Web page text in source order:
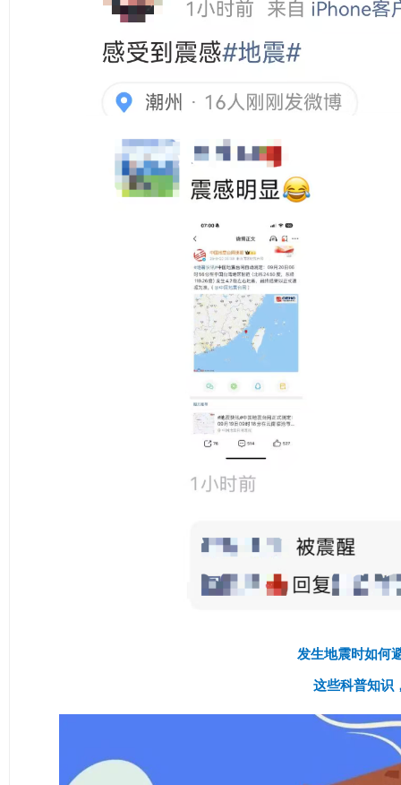
发生地震时如何
这些科普知识